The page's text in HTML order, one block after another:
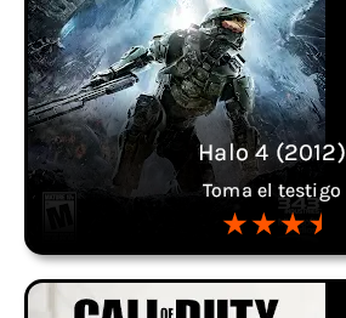
Halo 4 (2012)
Toma el testigo